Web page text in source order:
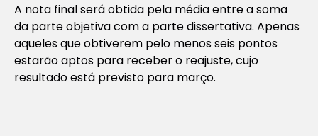
A nota final será obtida pela média entre a soma
da parte objetiva com a parte dissertativa. Apenas
aqueles que obtiverem pelo menos seis pontos
estarão aptos para receber o reajuste, cujo
resultado está previsto para março.